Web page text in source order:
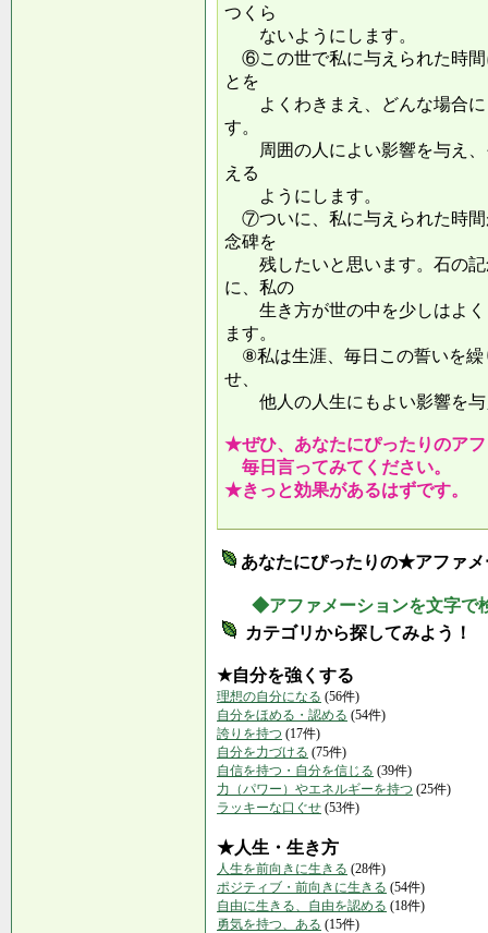
つくら
ないようにします。
⑥この世で私に与えられた時間
とを
よくわきまえ、どんな場合に
す。
周囲の人によい影響を与え、
える
ようにします。
⑦ついに、私に与えられた時間
念碑を
残したいと思います。石の記
に、私の
生き方が世の中を少しはよく
ます。
⑧私は生涯、毎日この誓いを繰
せ、
他人の人生にもよい影響
★ぜひ、あなたにぴったりのア
毎日言ってみてください。
★きっと効果があるはずです。
あなたにぴったりの★アファ
◆アファメーションを文字で
カテゴリから探してみよう！
★自分を強くする
理想の自分になる (56件)
自分をほめる・認める (54件)
誇りを持つ (17件)
自分を力づける (75件)
自信を持つ・自分を信じる (39件)
力（パワー）やエネルギーを持つ (25件)
ラッキーな口ぐせ (53件)
★人生・生き方
人生を前向きに生きる (28件)
ポジティブ・前向きに生きる (54件)
自由に生きる、自由を認める (18件)
勇気を持つ、ある (15件)